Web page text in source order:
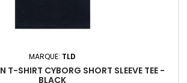
MARQUE: TLD
T-SHIRT CYBORG SHORT SLEEVE TEE -
BLACK